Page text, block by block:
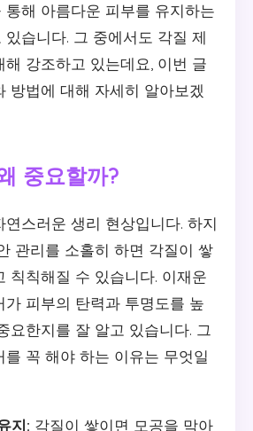
통해 아름다운 피부를 유지하는
습니다. 그 중에서도 각질 제
해 강조하고 있는데요, 이번 글
방법에 대해 자세히 알아보겠
중요할까?
스러운 생리 현상입니다. 하지
관리를 소홀히 하면 각질이 쌓
칙칙해질 수 있습니다. 이재운
가 피부의 탄력과 투명도를 높
요한지를 잘 알고 있습니다. 그
를 꼭 해야 하는 이유는 무엇일
지: 각질이 쌓이면 모공을 막아